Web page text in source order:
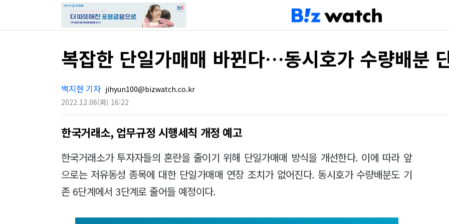
복잡한 단일가매매 바뀐다…동시호가 수량배분
백지현 기자 jihyun100@bizwatch.co.kr
2022.12.06(화) 16:22
한국거래소, 업무규정 시행세칙 개정 예고
한국거래소가 투자자들의 혼란을 줄이기 위해 단일가매매 방식을 개선한다. 이에 따라 앞
으로는 저유동성 종목에 대한 단일가매매 연장 조치가 없어진다. 동시호가 수량배분도 기
존 6단계에서 3단계로 줄어들 예정이다.